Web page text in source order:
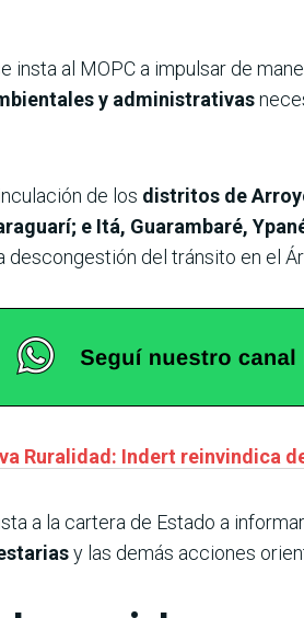
insta al MOPC a impulsar de
y administrativas
de los distritos de
e Itá, Guarambaré,
descongestión del tránsito en el
Ruralidad: Indert reinvindica
a la cartera de Estado a
y las demás acciones